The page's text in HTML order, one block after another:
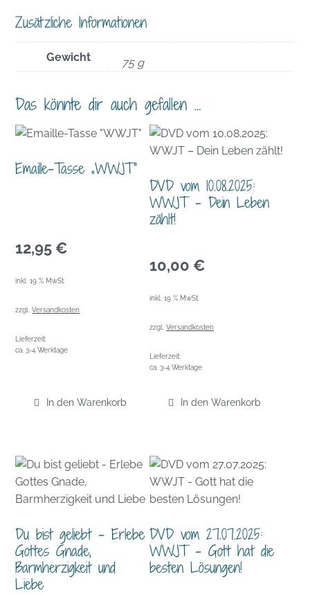
Zusätzliche Informationen
Gewicht 75 g
Das könnte dir auch gefallen …
Emaille-Tasse „WWJT“
12,95 €
inkl. 19 % MwSt.
zzgl.Versandkosten
Lieferzeit:
ca. 3-4 Werktage
In den Warenkorb
DVD vom 10.08.2025:
WWJT – Dein Leben
zählt!
10,00 €
inkl. 19 % MwSt.
zzgl. Versandkosten
Lieferzeit:
ca. 3-4 Werktage
In den Warenkorb
Du bist geliebt – Erlebe
Gottes Gnade,
Barmherzigkeit und
Liebe
DVD vom 27.07.2025:
WWJT – Gott hat die
besten Lösungen!